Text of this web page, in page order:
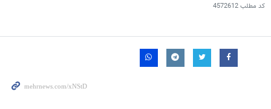
کد مطلب4572612